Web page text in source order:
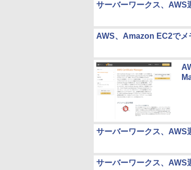
サーバーワークス、AWS
AWS、Amazon EC2で
サーバーワークス、
サーバーワークス、